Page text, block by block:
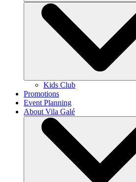
Kids Club
Promotions
Event Planning
About Vila Galé